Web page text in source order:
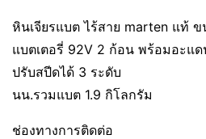
หินเจียรแบต ไร้สาย marten แท้
แบตเตอรี่ 92V 2 ก้อน พร้อมอะแด
ปรับสปีดได้ 3 ระดับ
นน.รวมแบต 1.9 กิโลกรัม
ช่องทางการติดต่อ